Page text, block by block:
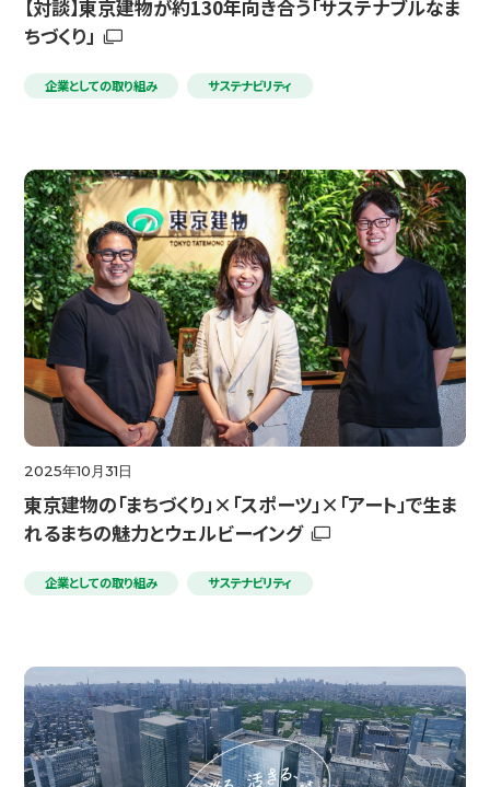
【対談】東京建物が約130年向き合う「サステナブルなま
ちづくり」
企業としての取り組み サステナビリティ
2025年10月31日
東京建物の「まちづくり」×「スポーツ」×「アート」で生ま
れるまちの魅力とウェルビーイング
企業としての取り組み サステナビリティ